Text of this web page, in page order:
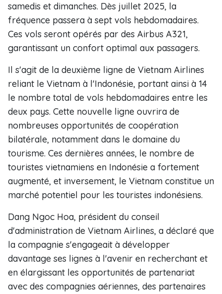
samedis et dimanches. Dès juillet 2025, la
fréquence passera à sept vols hebdomadaires.
Ces vols seront opérés par des Airbus A321,
garantissant un confort optimal aux passagers.
Il s'agit de la deuxième ligne de Vietnam Airlines
reliant le Vietnam à l'Indonésie, portant ainsi à 14
le nombre total de vols hebdomadaires entre les
deux pays. Cette nouvelle ligne ouvrira de
nombreuses opportunités de coopération
bilatérale, notamment dans le domaine du
tourisme. Ces dernières années, le nombre de
touristes vietnamiens en Indonésie a fortement
augmenté, et inversement, le Vietnam constitue un
marché potentiel pour les touristes indonésiens.
Dang Ngoc Hoa, président du conseil
d'administration de Vietnam Airlines, a déclaré que
la compagnie s'engageait à développer
davantage ses lignes à l'avenir en recherchant et
en élargissant les opportunités de partenariat
avec des compagnies aériennes, des partenaires